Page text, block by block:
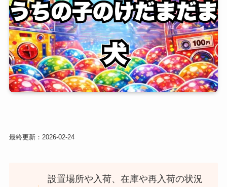
最終更新： 2026-02-24
設置場所や入荷、在庫や再入荷の状況